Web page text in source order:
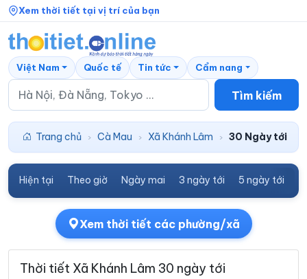
Xem thời tiết tại vị trí của bạn
Tìm kiếm
Việt Nam Quốc tế Tin tức Cẩm nang
Trang chủ › Cà Mau › Xã Khánh Lâm › 30 Ngày tới
Hiện tại Theo giờ Ngày mai 3 ngày tới 5 ngày tới
Xem thời tiết các phường/xã
Thời tiết Xã Khánh Lâm 30 ngày tới